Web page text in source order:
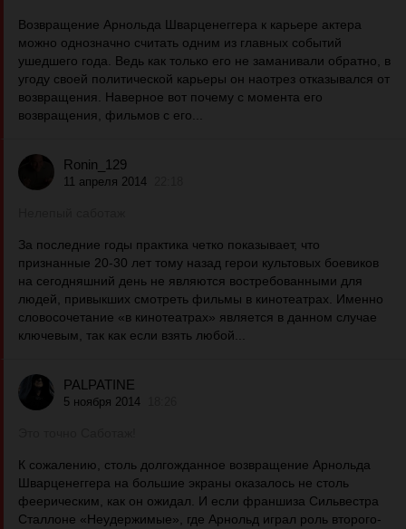
Возвращение Арнольда Шварценеггера к карьере актера
можно однозначно считать одним из главных событий
ушедшего года. Ведь как только его не заманивали обратно, в
угоду своей политической карьеры он наотрез отказывался от
возвращения. Наверное вот почему с момента его
возвращения, фильмов с его...
Ronin_129
11 апреля 2014
За последние годы практика четко показывает, что
признанные 20-30 лет тому назад герои культовых боевиков
на сегодняшний день не являются востребованными для
людей, привыкших смотреть фильмы в кинотеатрах. Именно
словосочетание «в кинотеатрах» является в данном случае
ключевым, так как если взять любой...
PALPATINE
5 ноября 2014
К сожалению, столь долгожданное возвращение Арнольда
Шварценеггера на большие экраны оказалось не столь
феерическим, как он ожидал. И если франшиза Сильвестра
Сталлоне «Неудержимые», где Арнольд играл роль второго-